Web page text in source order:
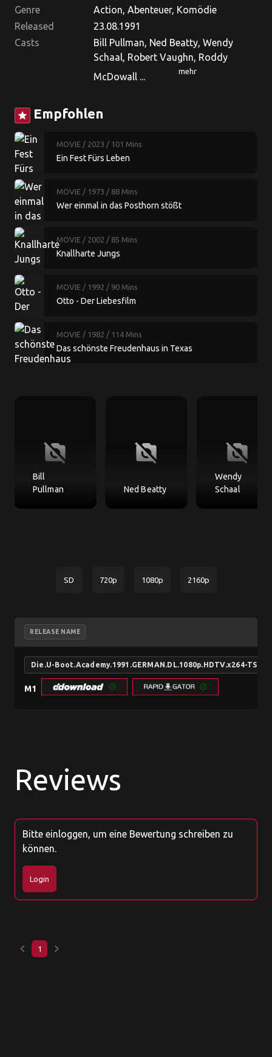
Genre
Action, Abenteuer, Komödie
Released
23.08.1991
Casts
Bill Pullman, Ned Beatty, Wendy
Schaal, Robert Vaughn, Roddy
McDowall ...
mehr
star Empfohlen
MOVIE / 2023 / 101 Mins
Ein Fest Fürs Leben
MOVIE / 1973 / 88 Mins
Wer einmal in das Posthorn stößt
MOVIE / 2002 / 85 Mins
Knallharte Jungs
MOVIE / 1992 / 90 Mins
Otto - Der Liebesfilm
MOVIE / 1982 / 114 Mins
Das schönste Freudenhaus in Texas
no_photography
Bill
Pullman
no_photography
Ned Beatty
no_photography
Wendy
Schaal
SD 720p 1080p 2160p
RELEASE NAME
Die.U-Boot.Academy.1991.GERMAN.DL.1080p.HDTV.x264-TSCC
M1
Reviews
Bitte einloggen, um eine Bewertung schreiben zu
können.
Login
keyboard_arrow_left 1 keyboard_arrow_right